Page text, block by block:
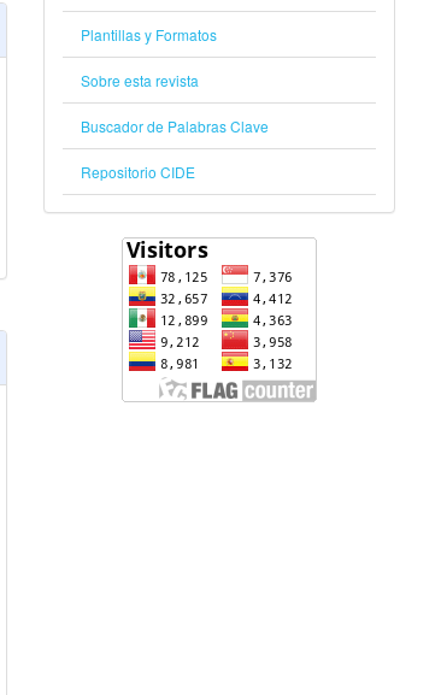
Plantillas y Formatos
Sobre esta revista
Buscador de Palabras Clave
Repositorio CIDE